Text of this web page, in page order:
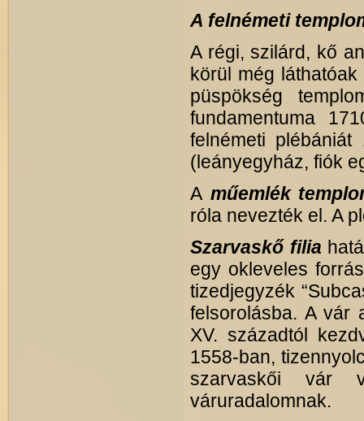
A felnémeti
A régi, szilárd, kő
körül még
püspökség
fundamentuma
felnémeti
(leányegyház, fiók
A műemlék
róla nevezték el. A
Szarvaskő filia
egy okleveles
tizedjegyzék
felsorolásba. A vár
XV. századtól
1558-ban,
szarvaskői vár
váruradalomnak.